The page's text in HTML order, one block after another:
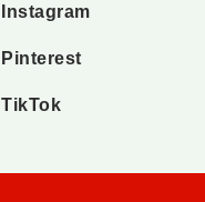
Instagram
Pinterest
TikTok